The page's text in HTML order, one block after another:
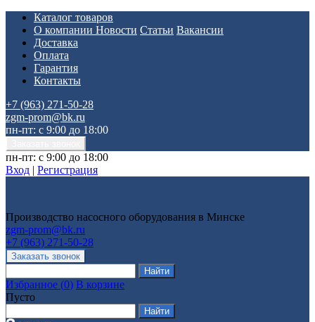
Каталог товаров
О компании Новости Статьи Вакансии
Доставка
Оплата
Гарантия
Контакты
+7 (963) 271-50-28
zgm-prom@bk.ru
пн-пт: с 9:00 до 18:00
пн-пт: с 9:00 до 18:00
Вход | Регистрация
Производство насосного оборудования в Минске
zgm-prom@bk.ru
+7 (963) 271-50-28
Избранное (0) В корзине
Пусто